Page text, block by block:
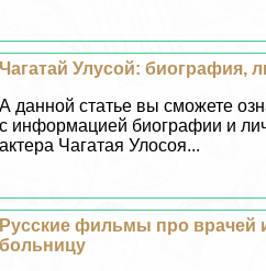
Чагатай Улусой: биография,
А данной статье вы сможете
с информацией биографии и
актера Чагатая Улосоя...
Русские фильмы про врачей
больницу